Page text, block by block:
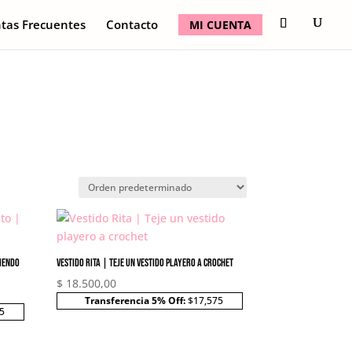
Frecuentes Contacto MI CUENTA
Vestido Rita | Teje un vestido playero a crochet
$ 18.500,00
Transferencia 5% Off:$17,575